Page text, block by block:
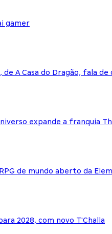
gamer
A Casa do Dragão, fala de
expande a franquia
de mundo aberto da
2028, com novo T'Challa